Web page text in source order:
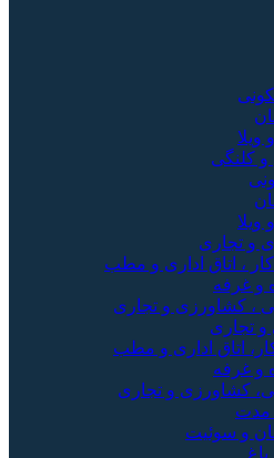
ویلا
و کلنگی
ویلا
و تجاری
، اتاق اداری و مطب
و غرفه
، کشاورزی و تجاری
و تجاری
اتاق اداری و مطب
و غرفه
کشاورزی و تجاری
مدت
و سوئیت
باغ